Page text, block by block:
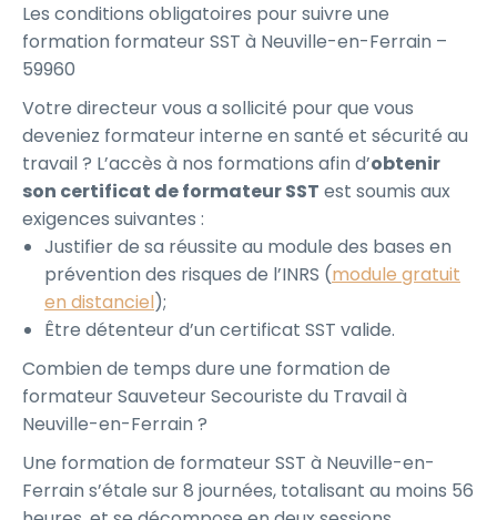
Les conditions obligatoires pour suivre une
formation formateur SST à Neuville-en-Ferrain –
59960
Votre directeur vous a sollicité pour que vous
deveniez formateur interne en santé et sécurité au
travail ? L’accès à nos formations afin d’obtenir
son certificat de formateur SST est soumis aux
exigences suivantes :
Justifier de sa réussite au module des bases en
prévention des risques de l’INRS (module gratuit
en distanciel);
Être détenteur d’un certificat SST valide.
Combien de temps dure une formation de
formateur Sauveteur Secouriste du Travail à
Neuville-en-Ferrain ?
Une formation de formateur SST à Neuville-en-
Ferrain s’étale sur 8 journées, totalisant au moins 56